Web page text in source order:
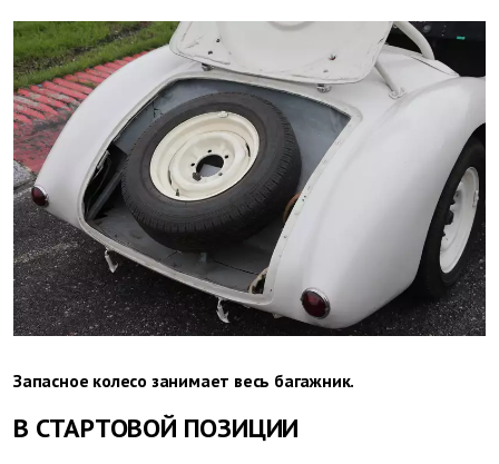
Запасное колесо занимает весь багажник.
В СТАРТОВОЙ ПОЗИЦИИ